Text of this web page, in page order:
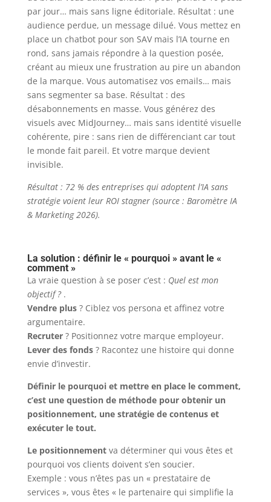
par jour… mais sans ligne éditoriale. Résultat : une
audience perdue, un message dilué. Vous mettez en
place un chatbot pour son SAV mais l’IA tourne en
rond, sans jamais répondre à la question posée,
créant au mieux une frustration au pire un abandon
de la marque. Vous automatisez vos emails… mais
sans segmenter sa base. Résultat : des
désabonnements en masse. Vous générez des
visuels avec MidJourney… mais sans identité visuelle
cohérente, pire : sans rien de différenciant car tout
le monde fait pareil. Et votre marque devient
invisible.
Résultat : 72 % des entreprises qui adoptent l’IA sans
stratégie voient leur ROI stagner (source : Baromètre IA
& Marketing 2026).
La solution : définir le « pourquoi » avant le «
comment »
La vraie question à se poser c’est : Quel est mon
objectif ?.
Vendre plus? Ciblez vos persona et affinez votre
argumentaire.
Recruter? Positionnez votre marque employeur.
Lever des fonds? Racontez une histoire qui donne
envie d’investir.
Définir le pourquoi et mettre en place le comment,
c’est une question de méthode pour obtenir un
positionnement, une stratégie de contenus et
exécuter le tout.
Le positionnementva déterminer qui vous êtes et
pourquoi vos clients doivent s’en soucier.
Exemple : vous n’êtes pas un « prestataire de
services », vous êtes « le partenaire qui simplifie la